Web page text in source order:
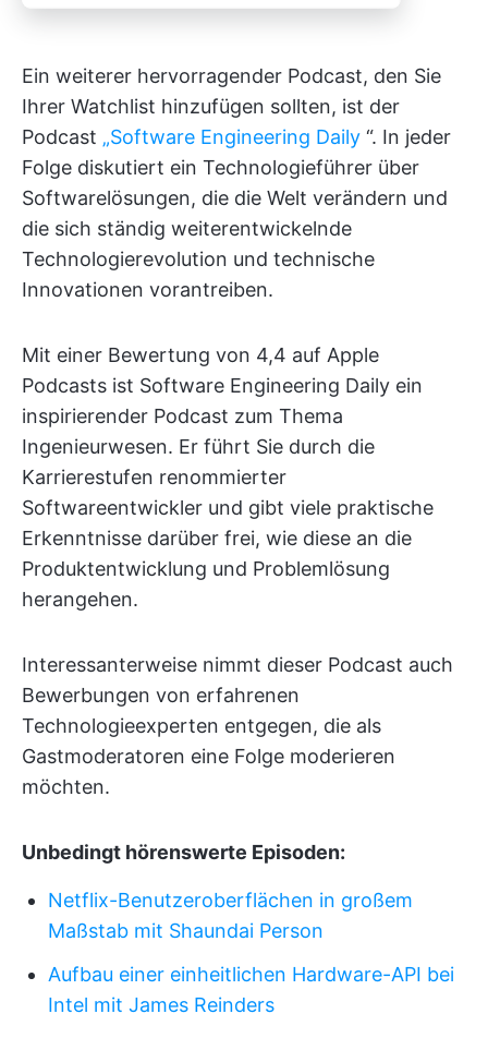
Ein weiterer hervorragender Podcast, den Sie
Ihrer Watchlist hinzufügen sollten, ist der
Podcast „Software Engineering Daily “. In jeder
Folge diskutiert ein Technologieführer über
Softwarelösungen, die die Welt verändern und
die sich ständig weiterentwickelnde
Technologierevolution und technische
Innovationen vorantreiben.
Mit einer Bewertung von 4,4 auf Apple
Podcasts ist Software Engineering Daily ein
inspirierender Podcast zum Thema
Ingenieurwesen. Er führt Sie durch die
Karrierestufen renommierter
Softwareentwickler und gibt viele praktische
Erkenntnisse darüber frei, wie diese an die
Produktentwicklung und Problemlösung
herangehen.
Interessanterweise nimmt dieser Podcast auch
Bewerbungen von erfahrenen
Technologieexperten entgegen, die als
Gastmoderatoren eine Folge moderieren
möchten.
Unbedingt hörenswerte Episoden:
Netflix-Benutzeroberflächen in großem
Maßstab mit Shaundai Person
Aufbau einer einheitlichen Hardware-API bei
Intel mit James Reinders